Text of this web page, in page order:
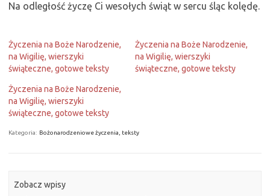
Na odległość życzę Ci wesołych świąt w sercu śląc kolędę.
Życzenia na Boże Narodzenie,
na Wigilię, wierszyki
świąteczne, gotowe teksty
Życzenia na Boże Narodzenie,
na Wigilię, wierszyki
świąteczne, gotowe teksty
Życzenia na Boże Narodzenie,
na Wigilię, wierszyki
świąteczne, gotowe teksty
Kategoria: Bożonarodzeniowe życzenia, teksty
Zobacz wpisy